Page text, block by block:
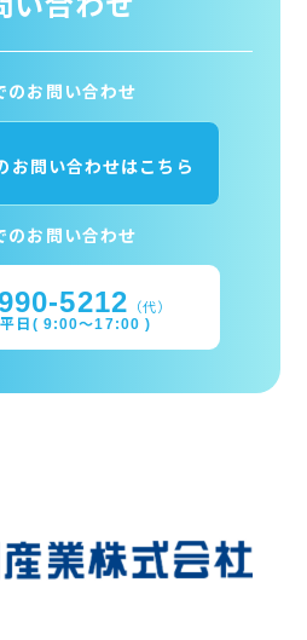
のお問い合わせ
お問い合わせはこちら
のお問い合わせ
5212 （代）
平日( 9:00～17:00 )